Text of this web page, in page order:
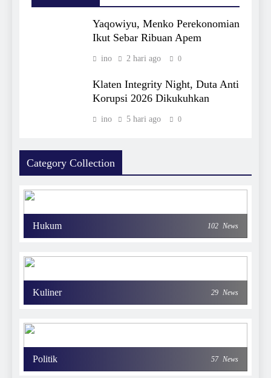
Yaqowiyu, Menko Perekonomian
Ikut Sebar Ribuan Apem
ino 2 hari ago 0
Klaten Integrity Night, Duta Anti
Korupsi 2026 Dikukuhkan
ino 5 hari ago 0
Category Collection
Hukum 102 News
Kuliner 29 News
Politik 57 News